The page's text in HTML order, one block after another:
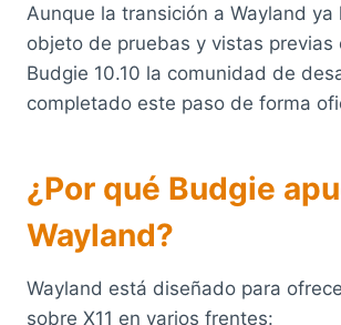
Aunque la transición a Wayland ya
objeto de pruebas y vistas previas
Budgie 10.10 la comunidad de
completado este paso de forma
¿Por qué Budgie
Wayland?
Wayland está diseñado para
sobre X11 en varios frentes: